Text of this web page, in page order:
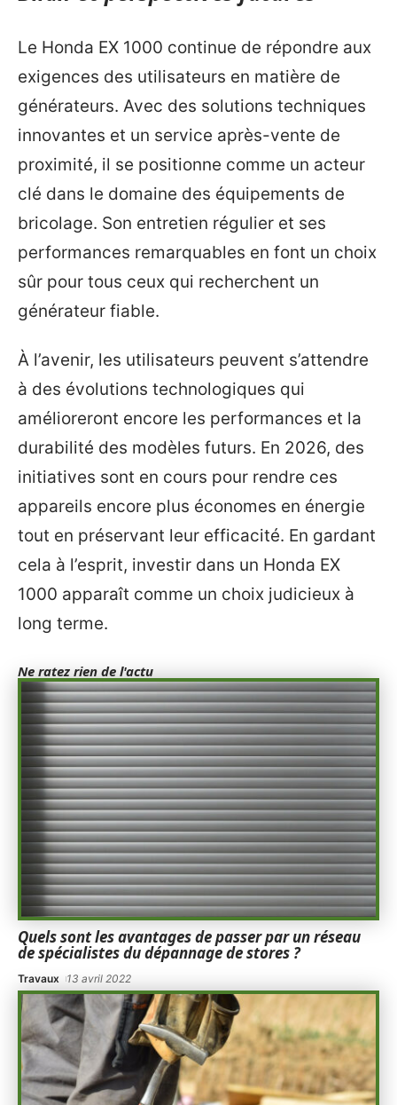
Le Honda EX 1000 continue de répondre aux
exigences des utilisateurs en matière de
générateurs. Avec des solutions techniques
innovantes et un service après-vente de
proximité, il se positionne comme un acteur
clé dans le domaine des équipements de
bricolage. Son entretien régulier et ses
performances remarquables en font un choix
sûr pour tous ceux qui recherchent un
générateur fiable.
À l’avenir, les utilisateurs peuvent s’attendre
à des évolutions technologiques qui
amélioreront encore les performances et la
durabilité des modèles futurs. En 2026, des
initiatives sont en cours pour rendre ces
appareils encore plus économes en énergie
tout en préservant leur efficacité. En gardant
cela à l’esprit, investir dans un Honda EX
1000 apparaît comme un choix judicieux à
long terme.
Ne ratez rien de l'actu
Quels sont les avantages de passer par un réseau
de spécialistes du dépannage de stores ?
Travaux 13 avril 2022